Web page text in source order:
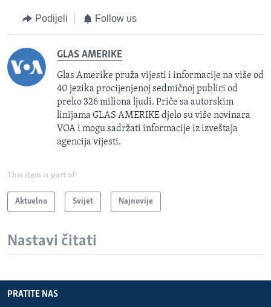
Podijeli Follow us
GLAS AMERIKE
Glas Amerike pruža vijesti i informacije na više od
40 jezika procijenjenoj sedmičnoj publici od
preko 326 miliona ljudi. Priče sa autorskim
linijama GLAS AMERIKE djelo su više novinara
VOA i mogu sadržati informacije iz izveštaja
agencija vijesti.
This item is part of
Aktuelno Svijet Najnovije
Nastavi čitati
PRATITE NAS